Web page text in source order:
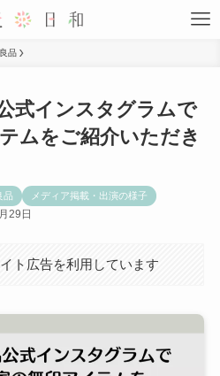
品
式インスタグラムで
ムをご紹介いただき
品 メディア掲載・出演の様子
29日
ト広告を利用しています